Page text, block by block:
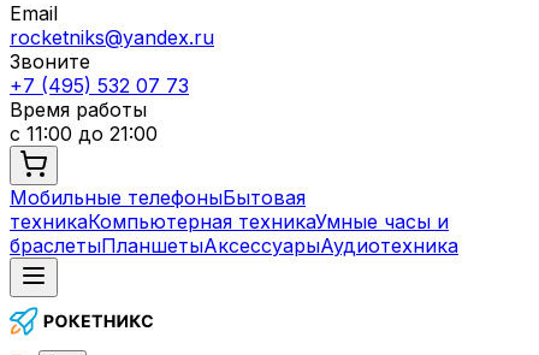
Email
rocketniks@yandex.ru
Звоните
+7 (495) 532 07 73
Время работы
с 11:00 до 21:00
Мобильные телефоныБытовая
техникаКомпьютерная техникаУмные часы и
браслетыПланшетыАксессуарыАудиотехника